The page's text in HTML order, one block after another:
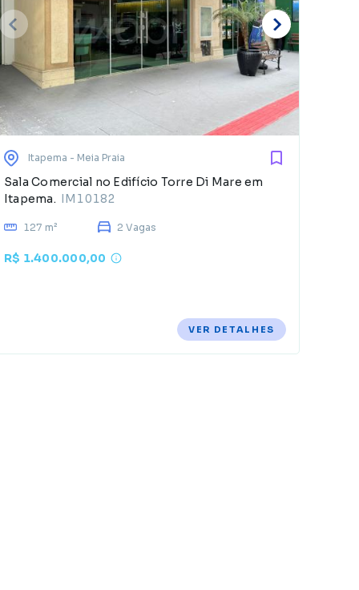
Itapema - Meia Praia
Sala Comercial no Edifício Torre Di Mare em
Itapema. IM10182
127 m² 2 Vagas
R$ 1.400.000,00
VER DETALHES